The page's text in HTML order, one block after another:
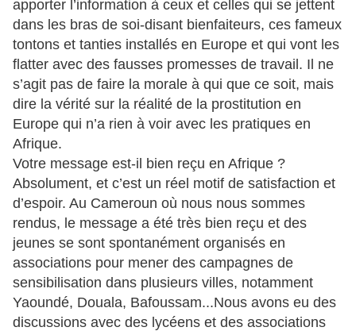
apporter l’information à ceux et celles qui se jettent
dans les bras de soi-disant bienfaiteurs, ces fameux
tontons et tanties installés en Europe et qui vont les
flatter avec des fausses promesses de travail. Il ne
s’agit pas de faire la morale à qui que ce soit, mais
dire la vérité sur la réalité de la prostitution en
Europe qui n’a rien à voir avec les pratiques en
Afrique.
Votre message est-il bien reçu en Afrique ?
Absolument, et c’est un réel motif de satisfaction et
d’espoir. Au Cameroun où nous nous sommes
rendus, le message a été très bien reçu et des
jeunes se sont spontanément organisés en
associations pour mener des campagnes de
sensibilisation dans plusieurs villes, notamment
Yaoundé, Douala, Bafoussam...Nous avons eu des
discussions avec des lycéens et des associations